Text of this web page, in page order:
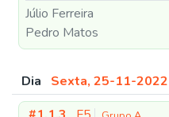
Júlio Ferreira
Pedro Matos
Dia
Sexta, 25-11-2022